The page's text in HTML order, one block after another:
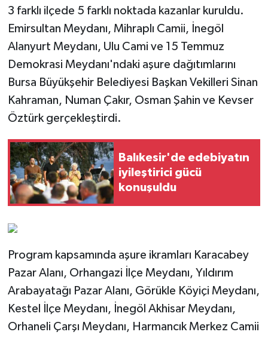
3 farklı ilçede 5 farklı noktada kazanlar kuruldu.
Emirsultan Meydanı, Mihraplı Camii, İnegöl
Alanyurt Meydanı, Ulu Cami ve 15 Temmuz
Demokrasi Meydanı'ndaki aşure dağıtımlarını
Bursa Büyükşehir Belediyesi Başkan Vekilleri Sinan
Kahraman, Numan Çakır, Osman Şahin ve Kevser
Öztürk gerçekleştirdi.
Balıkesir'de edebiyatın
iyileştirici gücü
konuşuldu
Program kapsamında aşure ikramları Karacabey
Pazar Alanı, Orhangazi İlçe Meydanı, Yıldırım
Arabayatağı Pazar Alanı, Görükle Köyiçi Meydanı,
Kestel İlçe Meydanı, İnegöl Akhisar Meydanı,
Orhaneli Çarşı Meydanı, Harmancık Merkez Camii